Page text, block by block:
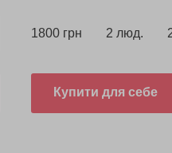
1800 грн 2 люд.
Купити для себе